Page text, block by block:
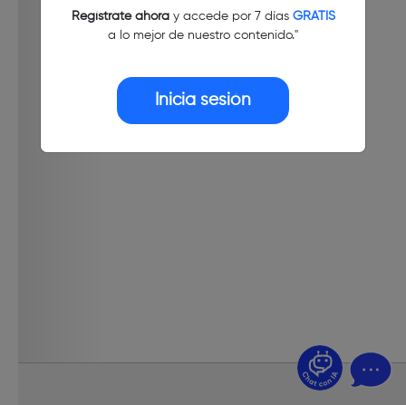
Regístrate ahoray accede por 7 días GRATIS
a lo mejor de nuestro contenido."
Inicia sesión